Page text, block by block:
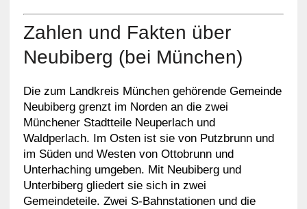
Zahlen und Fakten über
Neubiberg (bei München)
Die zum Landkreis München gehörende Gemeinde
Neubiberg grenzt im Norden an die zwei
Münchener Stadtteile Neuperlach und
Waldperlach. Im Osten ist sie von Putzbrunn und
im Süden und Westen von Ottobrunn und
Unterhaching umgeben. Mit Neubiberg und
Unterbiberg gliedert sie sich in zwei
Gemeindeteile. Zwei S-Bahnstationen und die